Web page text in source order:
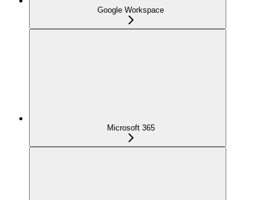
Google Workspace
Microsoft 365